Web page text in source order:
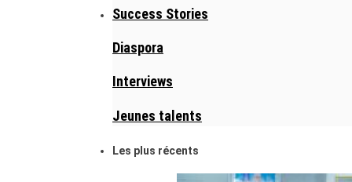
Success Stories
Diaspora
Interviews
Jeunes talents
Les plus récents